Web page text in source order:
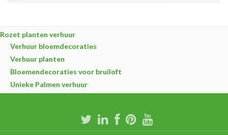
Rozet planten verhuur
Verhuur bloemdecoraties
Verhuur planten
Bloemendecoraties voor bruiloft
Unieke Palmen verhuur